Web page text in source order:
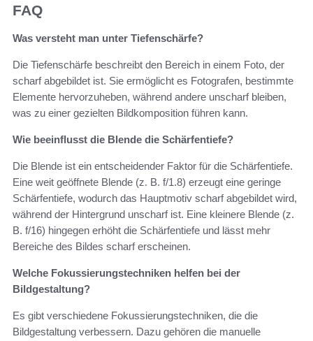
FAQ
Was versteht man unter Tiefenschärfe?
Die Tiefenschärfe beschreibt den Bereich in einem Foto, der
scharf abgebildet ist. Sie ermöglicht es Fotografen, bestimmte
Elemente hervorzuheben, während andere unscharf bleiben,
was zu einer gezielten Bildkomposition führen kann.
Wie beeinflusst die Blende die Schärfentiefe?
Die Blende ist ein entscheidender Faktor für die Schärfentiefe.
Eine weit geöffnete Blende (z. B. f/1.8) erzeugt eine geringe
Schärfentiefe, wodurch das Hauptmotiv scharf abgebildet wird,
während der Hintergrund unscharf ist. Eine kleinere Blende (z.
B. f/16) hingegen erhöht die Schärfentiefe und lässt mehr
Bereiche des Bildes scharf erscheinen.
Welche Fokussierungstechniken helfen bei der
Bildgestaltung?
Es gibt verschiedene Fokussierungstechniken, die die
Bildgestaltung verbessern. Dazu gehören die manuelle